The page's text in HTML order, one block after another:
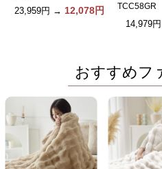
23,959円 → 12,078円
TCC58GR
14,979円
おすすめフ